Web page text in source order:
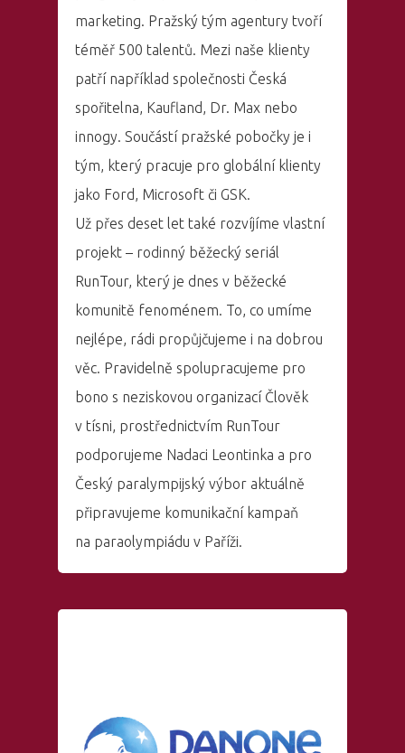
marketing. Pražský tým agentury tvoří
téměř 500 talentů. Mezi naše klienty
patří například společnosti Česká
spořitelna, Kaufland, Dr. Max nebo
innogy. Součástí pražské pobočky je i
tým, který pracuje pro globální klienty
jako Ford, Microsoft či GSK.
Už přes deset let také rozvíjíme vlastní
projekt – rodinný běžecký seriál
RunTour, který je dnes v běžecké
komunitě fenoménem. To, co umíme
nejlépe, rádi propůjčujeme i na dobrou
věc. Pravidelně spolupracujeme pro
bono s neziskovou organizací Člověk
v tísni, prostřednictvím RunTour
podporujeme Nadaci Leontinka a pro
Český paralympijský výbor aktuálně
připravujeme komunikační kampaň
na paraolympiádu v Paříži.